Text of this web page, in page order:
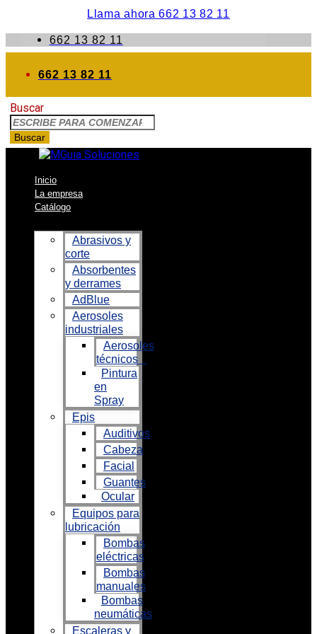
Llama ahora 662 13 82 11
662 13 82 11
662 13 82 11
Buscar
Buscar
Inicio
La empresa
Catálogo
Abrasivos y
corte
Absorbentes
y derrames
AdBlue
Aerosoles
industriales
Aerosoles
técnicos
Pintura
en
Spray
Epis
Auditivos
Cabeza
Facial
Guantes
Ocular
Equipos para
lubricación
Bombas
eléctricas
Bombas
manuales
Bombas
neumáticas
Escaleras y